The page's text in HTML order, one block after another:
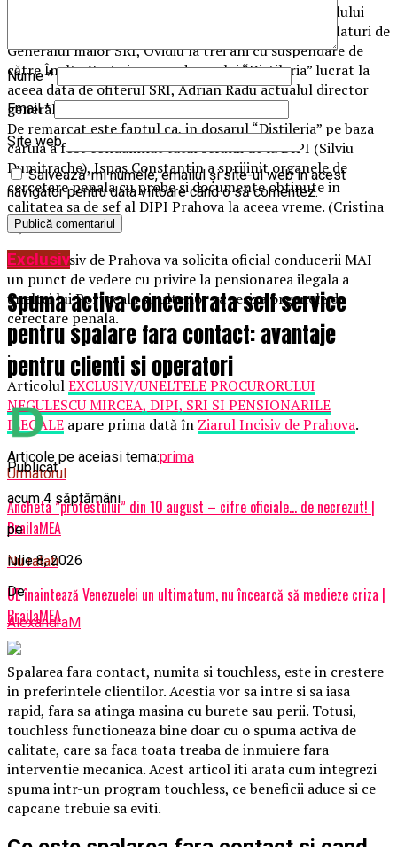
De asemenea, Silviu Dumitrache este baiatul colonelului
SRI, Gheorghe Dumitrache care a fost condamnat alaturi de
Generalul maior SRI, Ovidiu la trei ani cu suspendare de
către Înalta Curte in urma dosarului “Distileria” lucrat la
aceea data de ofiterul SRI, Adrian Radu actualul director
general al ziarului Incisiv de Prahova.
De remarcat este faptul ca, in dosarul “Distileria” pe baza
caruia a fost condamnat tatal sefului de la DIPI (Silviu
Dumitrache), Ispas Constantin a sprijinit organele de
cercetare penala cu probe si documente obtinute in
calitatea sa de sef al DIPI Prahova la aceea vreme. (Cristina
T.).
N.R – Incisiv de Prahova va solicita oficial conducerii MAI
un punct de vedere cu privire la pensionarea ilegala a
uneltei lui Portocala si, ulterior va sesiza organele de
cerectare penala.
.
ArticolulEXCLUSIV/UNELTELE PROCURORULUI
NEGULESCU MIRCEA, DIPI, SRI SI PENSIONARILE
ILEGALE apare prima dată în Ziarul Incisiv de Prahova.
Articole pe aceiasi tema:prima
Urmatorul
Ancheta ”protestului” din 10 august – cifre oficiale… de necrezut! |
BrailaMEA
Nu ratati
UE înaintează Venezuelei un ultimatum, nu încearcă să medieze criza |
BrailaMEA
Nume*
Email*
Site web
Salvează-mi numele, emailul și site-ul web în acest
navigator pentru data viitoare când o să comentez.
Exclusiv
Spuma activa concentrata self service
pentru spalare fara contact: avantaje
pentru clienti si operatori
Publicat
acum 4 săptămâni
pe
iulie 8, 2026
De
AlexandraM
Spalarea fara contact, numita si touchless, este in crestere
in preferintele clientilor. Acestia vor sa intre si sa iasa
rapid, fara sa atinga masina cu burete sau perii. Totusi,
touchless functioneaza bine doar cu o spuma activa de
calitate, care sa faca toata treaba de inmuiere fara
interventie mecanica. Acest articol iti arata cum integrezi
spuma intr-un program touchless, ce beneficii aduce si ce
capcane trebuie sa eviti.